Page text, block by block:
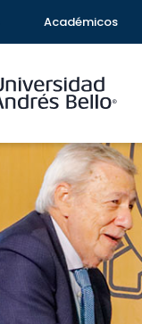
Académicos